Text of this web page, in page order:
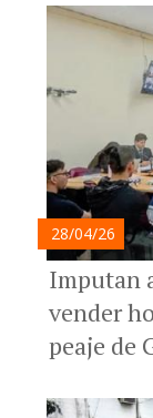
28/04/26
Imputan
vender
peaje de